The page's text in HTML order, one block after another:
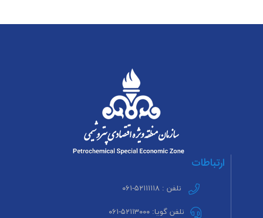
ارتباطات
تلفن : ۵۲۱۱۱۱۱۸-۰۶۱
تلفن گویا: ۵۲۱۱۳۰۰۰-۰۶۱